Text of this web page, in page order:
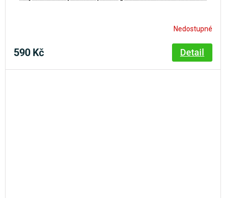
Nedostupné
590 Kč Detail